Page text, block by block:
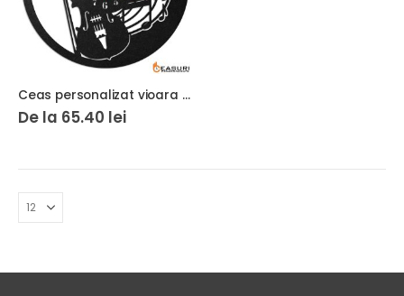
Ceas personalizat vioara 01
De la 65.40 lei